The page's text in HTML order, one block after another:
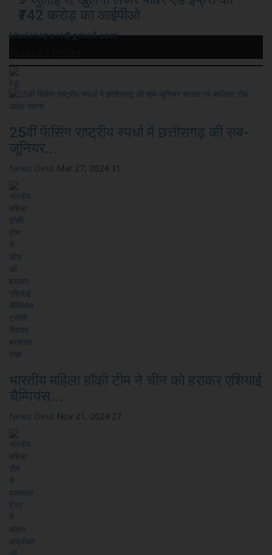
₹742 करोड़ का आईपीओ
khulasapost@gmail.com
25वीं फेंसिंग राष्ट्रीय स्पर्धा में छत्तीसगढ़ की सब-
जूनियर...
News Desk Mar 27, 2024 31
भारतीय महिला हॉकी टीम ने चीन को हराकर एशियाई
चैम्पियंस...
News Desk Nov 21, 2024 27